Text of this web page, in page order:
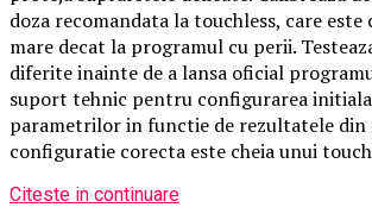
doza recomandata la touchless, care este
mare decat la programul cu perii.
diferite inainte de a lansa oficial
suport tehnic pentru configurarea
parametrilor in functie de rezultatele din
configuratie corecta este cheia unui
Citeste in continuare